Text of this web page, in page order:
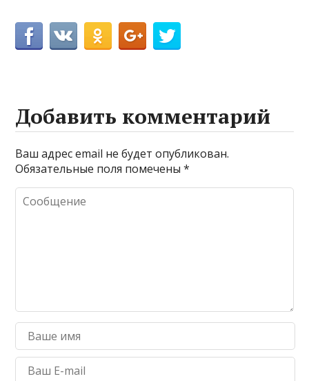
Добавить комментарий
Ваш адрес email не будет опубликован.
Обязательные поля помечены*